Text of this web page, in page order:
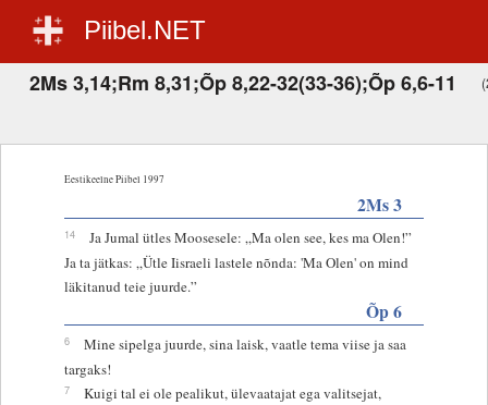
Piibel.NET
2Ms 3,14;Rm 8,31;Õp 8,22-32(33-36);Õp 6,6-11
Eestikeelne Piibel 1997
2Ms 3
14
Ja Jumal ütles Moosesele: „Ma olen see, kes ma Olen!”
Ja ta jätkas: „Ütle Iisraeli lastele nõnda: 'Ma Olen' on mind
läkitanud teie juurde.”
Õp 6
6
Mine sipelga juurde, sina laisk, vaatle tema viise ja saa
targaks!
7 Kuigi tal ei ole pealikut, ülevaatajat ega valitsejat,